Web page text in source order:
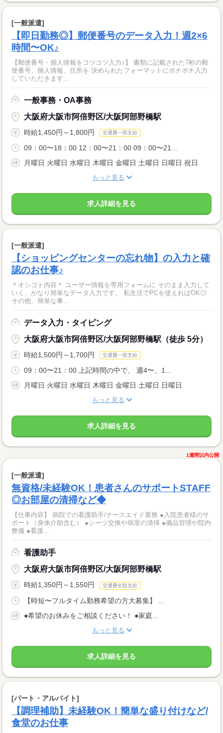
[一般派遣]
【即日勤務◎】郵便番号のデータ入力！週2×6
時間〜OK♪
【郵便番号・個人情報をコツコツ入力♪】 書類に記載された7桁の郵
便番号、個人情報、住所を 決められたフォーマットにポチポチ入力
していただきます...
一般事務・OA事務
大阪府大阪市阿倍野区/大阪阿部野橋駅
時給1,450円～1,800円 交通費一部支給
09：00〜18：00 12：00〜21：00 09：00〜21...
月曜日 火曜日 水曜日 木曜日 金曜日 土曜日 日曜日 祝日
もっと見る
求人詳細を見る
[一般派遣]
【ショッピングセンターの忘れ物】の入力と確
認のお仕事♪
＊オシゴト内容＊ ユーザー情報を専用フォームに そのまま入力して
いく、かなり簡単なデータ入力です。 私生活でPCを使えればOK◎
その他、簡単な事...
データ入力・タイピング
大阪府大阪市阿倍野区/大阪阿部野橋駅（徒歩 5分）
時給1,500円～1,700円 交通費一部支給
09：00〜21：00 上記時間の中で、 週4〜、1...
月曜日 火曜日 水曜日 木曜日 金曜日 土曜日 日曜日
もっと見る
求人詳細を見る
1週間以内公開
[一般派遣]
無資格/未経験OK！患者さんのサポートSTAFF
◎お部屋の清掃など◆
【仕事内容】 病院での看護助手/ナースエイド業務 ●入院患者様のサ
ポート（身体介助含む） ●シーツ交換や病室の清掃 ●備品管理や院内
整備 ●看護...
看護助手
大阪府大阪市阿倍野区/大阪阿部野橋駅
時給1,350円～1,550円 交通費全額支給
【時短〜フルタイム勤務希望の方大募集】 ...
●希望のお休みをご相談ください！ ●家庭...
もっと見る
求人詳細を見る
[パート・アルバイト]
【調理補助】未経験OK！簡単な盛り付けなど/
食堂のお仕事